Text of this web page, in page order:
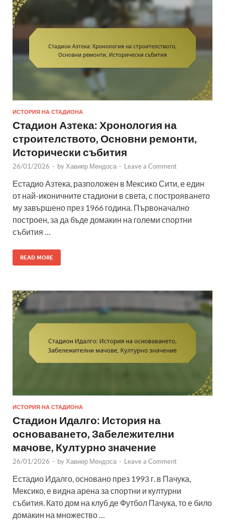
ИСТОРИЯ НА СТАДИОНА
Стадион Азтека: Хронология на
строителството, Основни ремонти,
Исторически събития
26/01/2026 - by Хавиер Мендоса - Leave a Comment
Естадио Азтека, разположен в Мексико Сити, е един
от най-иконичните стадиони в света, с построяването
му завършено през 1966 година. Първоначално
построен, за да бъде домакин на големи спортни
събития …
READ MORE
ИСТОРИЯ НА СТАДИОНА
Стадион Идалго: История на
основаването, Забележителни
мачове, Културно значение
26/01/2026 - by Хавиер Мендоса - Leave a Comment
Естадио Идалго, основано през 1993 г. в Пачука,
Мексико, е видна арена за спортни и културни
събития. Като дом на клуб де Футбол Пачука, то е било
домакин на множество …